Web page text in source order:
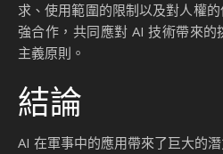
求、使用範圍的限制以及對人權
強合作，共同應對 AI 技術帶來
主義原則。
結論
AI 在軍事中的應用帶來了巨大的